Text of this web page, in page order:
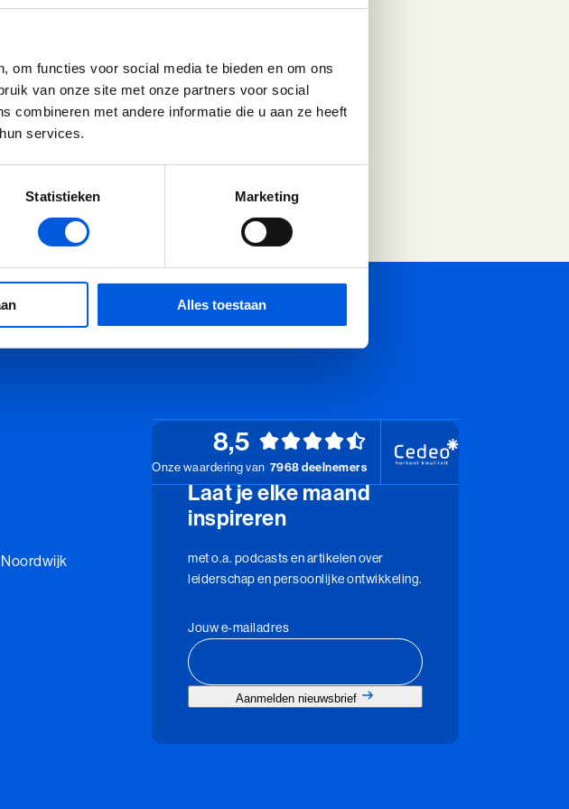
om functies voor social media te bieden en om ons
van onze site met onze partners voor social
combineren met andere informatie die u aan ze heeft
services.
Statistieken Marketing
Alles toestaan
je aanvoelen wat er tussen de regels
beter contact te maken, scherper te
maar door beter te voelen.
8,5
Onze waardering van 7968 deelnemers
Laat je elke maand
inspireren
met o.a. podcasts en artikelen over
leiderschap en persoonlijke ontwikkeling.
Jouw e-mailadres
Aanmelden nieuwsbrief